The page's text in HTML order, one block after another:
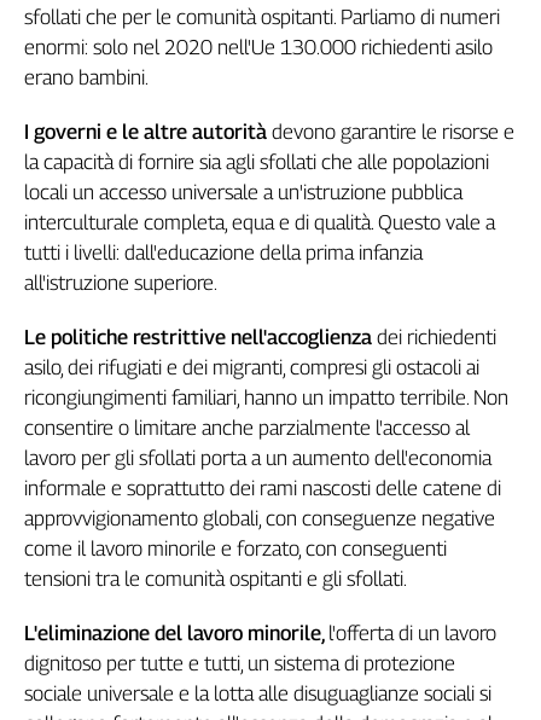
Veneto
Archivio
Storico
2014
Cerca
Contatti
La
redazione
Newsletter
Social
sfollati che per le comunità ospitanti. Parliamo di numeri
enormi: solo nel 2020 nell'Ue 130.000 richiedenti asilo
erano bambini.
I governi e le altre autorità devono garantire le risorse e
la capacità di fornire sia agli sfollati che alle popolazioni
locali un accesso universale a un'istruzione pubblica
interculturale completa, equa e di qualità. Questo vale a
tutti i livelli: dall'educazione della prima infanzia
all'istruzione superiore.
Le politiche restrittive nell'accoglienza dei richiedenti
asilo, dei rifugiati e dei migranti, compresi gli ostacoli ai
ricongiungimenti familiari, hanno un impatto terribile. Non
consentire o limitare anche parzialmente l'accesso al
lavoro per gli sfollati porta a un aumento dell'economia
informale e soprattutto dei rami nascosti delle catene di
approvvigionamento globali, con conseguenze negative
come il lavoro minorile e forzato, con conseguenti
tensioni tra le comunità ospitanti e gli sfollati.
L'eliminazione del lavoro minorile, l'offerta di un lavoro
dignitoso per tutte e tutti, un sistema di protezione
sociale universale e la lotta alle disuguaglianze sociali si